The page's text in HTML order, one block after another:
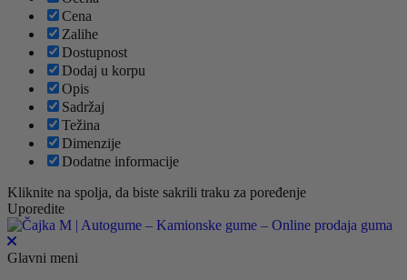
Cena
Zalihe
Dostupnost
Dodaj u korpu
Opis
Sadržaj
Težina
Dimenzije
Dodatne informacije
Kliknite na spolja, da biste sakrili traku za poređenje
Uporedite
Glavni meni